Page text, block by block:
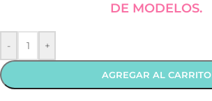
DE MODELOS.
- +
AGREGAR AL CARRITO